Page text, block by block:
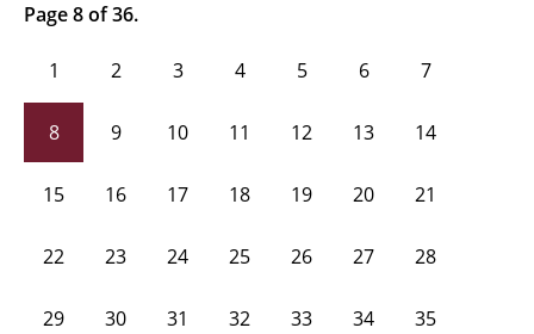
Page 8 of 36.
1 2 3 4 5 6 7
8 9 10 11 12 13 14
15 16 17 18 19 20 21
22 23 24 25 26 27 28
29 30 31 32 33 34 35